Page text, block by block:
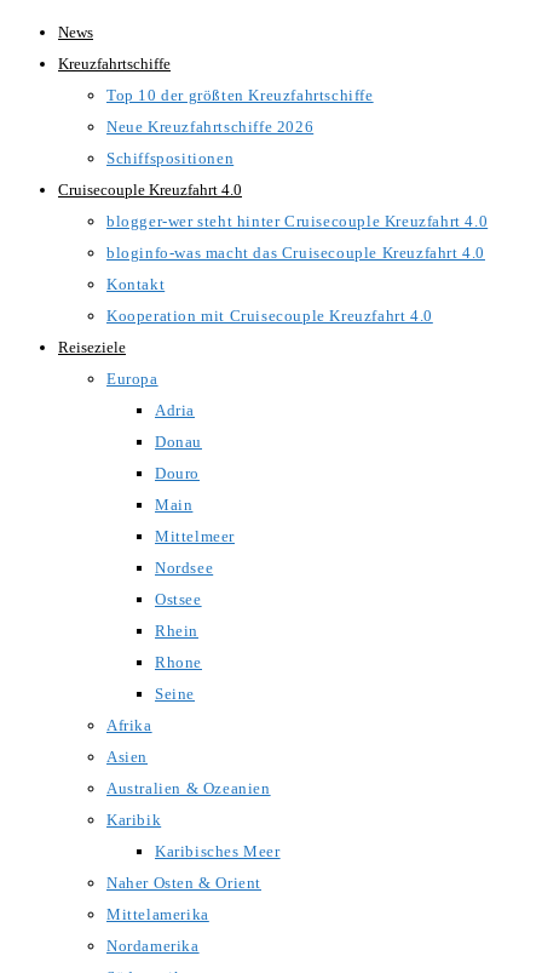
Zum
Inhalt
News
Kreuzfahrtschiffe
Top 10 der größten Kreuzfahrtschiffe
Neue Kreuzfahrtschiffe 2026
Schiffspositionen
Cruisecouple Kreuzfahrt 4.0
blogger-wer steht hinter Cruisecouple Kreuzfahrt 4.0
bloginfo-was macht das Cruisecouple Kreuzfahrt 4.0
Kontakt
Kooperation mit Cruisecouple Kreuzfahrt 4.0
Reiseziele
Europa
Adria
Donau
Douro
Main
Mittelmeer
Nordsee
Ostsee
Rhein
Rhone
Seine
Afrika
Asien
Australien & Ozeanien
Karibik
Karibisches Meer
Naher Osten & Orient
Mittelamerika
Nordamerika